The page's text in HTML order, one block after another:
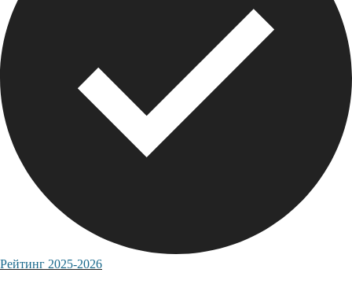
Рейтинг 2025-2026